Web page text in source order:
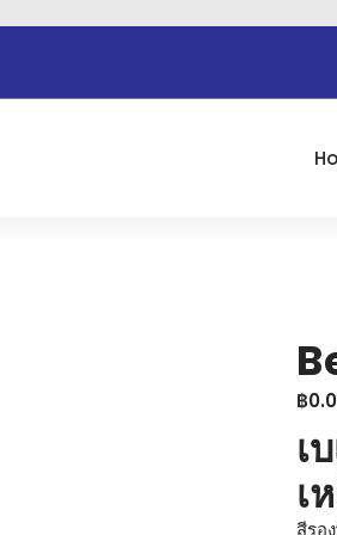
฿
เ
เ
สีรอ